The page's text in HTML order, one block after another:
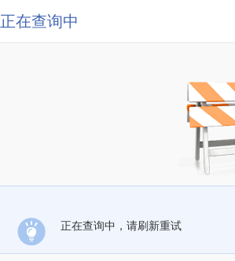
正在查询中
正在查询中，请刷新重试